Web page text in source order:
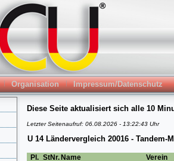
Organisation Impressum/Datenschutz